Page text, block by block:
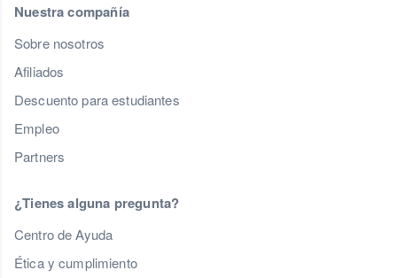
Nuestra compañía
Sobre nosotros
Afiliados
Descuento para estudiantes
Empleo
Partners
¿Tienes alguna pregunta?
Centro de Ayuda
Ética y cumplimiento